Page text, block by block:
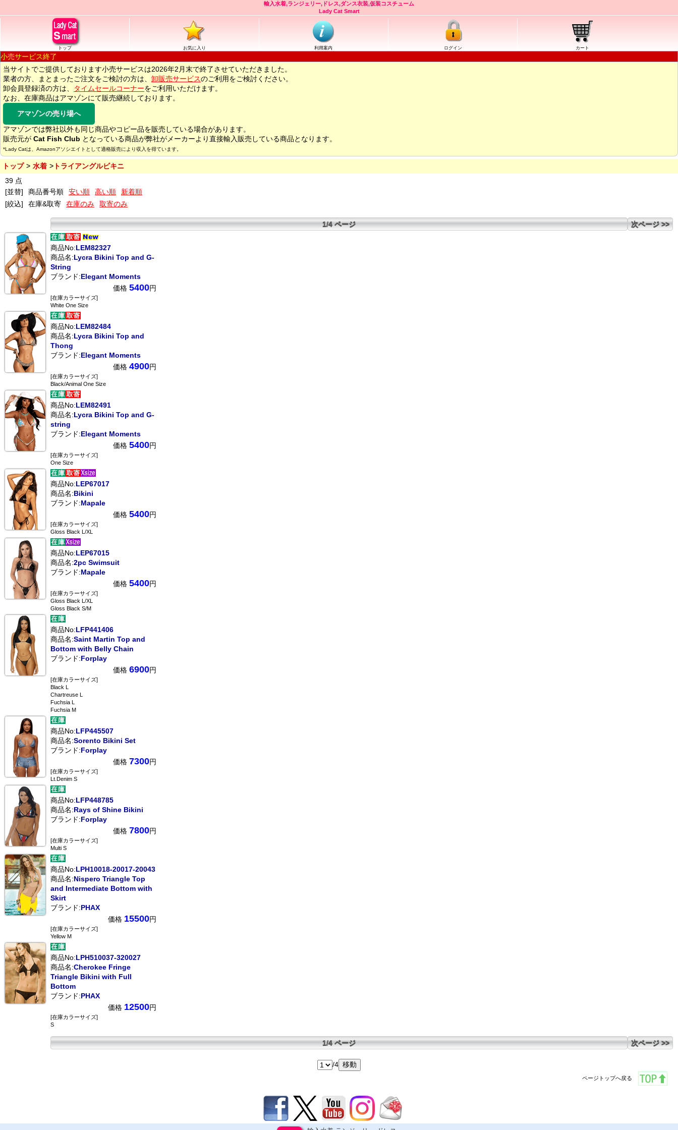
輸入水着,ランジェリー,ドレス,ダンス衣装,仮装コスチューム
Lady Cat Smart
トップ お気に入り 利用案内 ログイン カート
小売サービス終了
当サイトでご提供しております小売サービスは2026年2月末で終了させていただきました。
業者の方、まとまったご注文をご検討の方は、 卸販売サービスのご利用をご検討ください。
卸会員登録済の方は、
タイムセールコーナーをご利用いただけます。
なお、在庫商品はアマゾンにて販売継続しております。
アマゾンの売り場へ
アマゾンでは弊社以外も同じ商品やコピー品を販売している場合があります。
販売元が Cat Fish Club となっている商品が弊社がメーカーより直接輸入販売している商品となります。
*Lady Catは、Amazonアソシエイトとして適格販売により収入を得ています。
トップ 水着
トライアングルビキニ
39 点
[並替]
商品番号順 安い順 高い順
新着順
[絞込]
在庫&取寄 在庫のみ 取寄のみ
1/4 ページ 次ページ >>
商品No:LEM82327
商品名:Lycra Bikini Top and G-
String
ブランド:Elegant Moments
価格 5400円
[在庫カラーサイズ]
White One Size
商品No:LEM82484
商品名:Lycra Bikini Top and
Thong
ブランド:Elegant Moments
価格 4900円
[在庫カラーサイズ]
Black/Animal One Size
商品No:LEM82491
商品名:Lycra Bikini Top and G-
string
ブランド:Elegant Moments
価格 5400円
[在庫カラーサイズ]
One Size
商品No:LEP67017
商品名:Bikini
ブランド:Mapale
価格 5400円
[在庫カラーサイズ]
Gloss Black L/XL
商品No:LEP67015
商品名:2pc Swimsuit
ブランド:Mapale
価格 5400円
[在庫カラーサイズ]
Gloss Black L/XL
Gloss Black S/M
商品No:LFP441406
商品名:Saint Martin Top and
Bottom with Belly Chain
ブランド:Forplay
価格 6900円
[在庫カラーサイズ]
Black L
Chartreuse L
Fuchsia L
Fuchsia M
商品No:LFP445507
商品名:Sorento Bikini Set
ブランド:Forplay
価格 7300円
[在庫カラーサイズ]
Lt.Denim S
商品No:LFP448785
商品名:Rays of Shine Bikini
ブランド:Forplay
価格 7800円
[在庫カラーサイズ]
Multi S
商品No:LPH10018-20017-20043
商品名:Nispero Triangle Top
and Intermediate Bottom with
Skirt
ブランド:PHAX
価格 15500円
[在庫カラーサイズ]
Yellow M
商品No:LPH510037-320027
商品名:Cherokee Fringe
Triangle Bikini with Full
Bottom
ブランド:PHAX
価格 12500円
[在庫カラーサイズ]
S
1/4 ページ 次ページ >>
/4
ページトップへ戻る